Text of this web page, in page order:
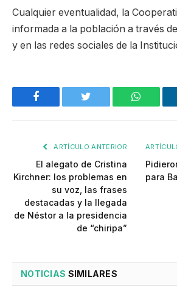
Cualquier eventualidad, la
informada a la población a través
y en las redes sociales de la
Facebook Twitter
ARTÍCULO ANTERIOR
El alegato de Cristina
Kirchner: los problemas en
su voz, las frases
destacadas y la llegada
de Néstor a la presidencia
de “chiripa”
para
NOTICIAS SIMILARES